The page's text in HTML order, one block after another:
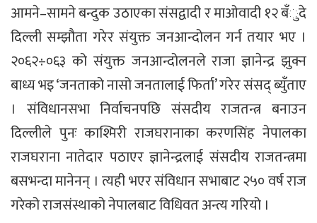
आमने–सामने बन्दुक उठाएका संसद्वादी र माओवादी १२ बँुदे
दिल्ली सम्झौता गरेर संयुक्त जनआन्दोलन गर्न तयार भए ।
२०६२÷०६३ को संयुक्त जनआन्दोलनले राजा ज्ञानेन्द्र झुक्न
बाध्य भइ ‘जनताको नासो जनतालाई फिर्ता’ गरेर संसद् ब्युँताए
। संविधानसभा निर्वाचनपछि संसदीय राजतन्त्र बनाउन
दिल्लीले पुनः काश्मिरी राजघरानाका करणसिंह नेपालका
राजघराना नातेदार पठाएर ज्ञानेन्द्रलाई संसदीय राजतन्त्रमा
बसभन्दा मानेनन् । त्यही भएर संविधान सभाबाट २५० वर्ष राज
गरेको राजसंस्थाको नेपालबाट विधिवत अन्त्य गरियो ।